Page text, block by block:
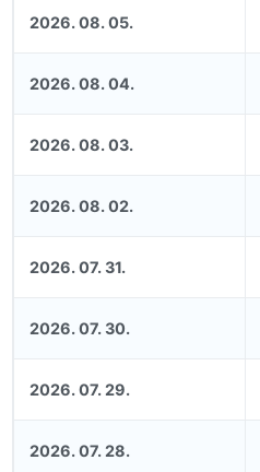
2026. 08. 05.
2026. 08. 04.
2026. 08. 03.
2026. 08. 02.
2026. 07. 31.
2026. 07. 30.
2026. 07. 29.
2026. 07. 28.